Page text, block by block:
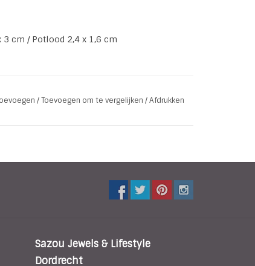
3 cm / Potlood 2,4 x 1,6 cm
/Toevoegen om te vergelijken /Afdrukken
Sazou Jewels & Lifestyle
Dordrecht